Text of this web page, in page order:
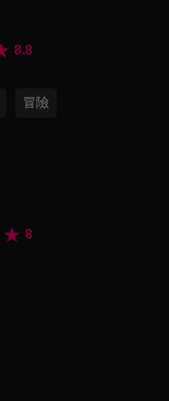
8.8
冒險
8